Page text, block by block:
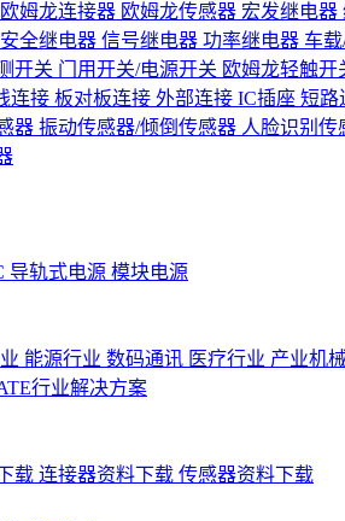
欧姆龙连接器 欧姆龙传感器 宏发继电器
安全继电器 信号继电器 功率继电器 车
开关 门用开关/电源开关 欧姆龙轻触开
连接 板对板连接 外部连接 IC插座 短路
器 振动传感器/倾倒传感器 人脸识别传
导轨式电源 模块电源
能源行业 数码通讯 医疗行业 产业机
行业解决方案
载 连接器资料下载 传感器资料下载